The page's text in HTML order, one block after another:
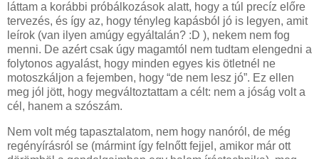
láttam a korábbi próbálkozások alatt, hogy a túl precíz előre
tervezés, és így az, hogy tényleg kapásból jó is legyen, amit
leírok (van ilyen amúgy egyáltalán? :D ), nekem nem fog
menni. De azért csak úgy magamtól nem tudtam elengedni a
folytonos agyalást, hogy minden egyes kis ötletnél ne
motoszkáljon a fejemben, hogy “de nem lesz jó”. Ez ellen
meg jól jött, hogy megváltoztattam a célt: nem a jóság volt a
cél, hanem a szószám.
Nem volt még tapasztalatom, nem hogy nanóról, de még
regényírásról se (mármint így felnőtt fejjel, amikor már ott